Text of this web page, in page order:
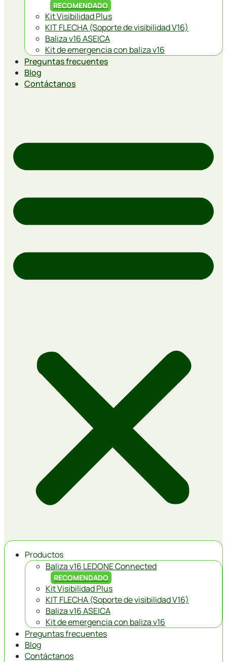
RECOMENDADO
Kit Visibilidad Plus
KIT FLECHA (Soporte de visibilidad V16)
Baliza v16 ASEICA
Kit de emergencia con baliza v16
Preguntas frecuentes
Blog
Contáctanos
Productos
Baliza v16 LEDONE Connected
RECOMENDADO
Kit Visibilidad Plus
KIT FLECHA (Soporte de visibilidad V16)
Baliza v16 ASEICA
Kit de emergencia con baliza v16
Preguntas frecuentes
Blog
Contáctanos